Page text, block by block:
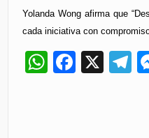
Yolanda Wong afirma que
cada iniciativa con
X